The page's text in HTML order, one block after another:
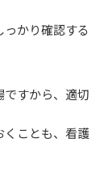
かり確認する
すから、適切
くことも、看護